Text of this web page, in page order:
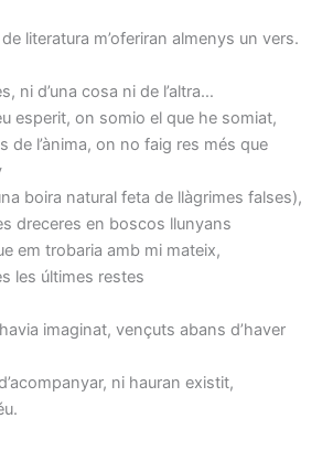
literatura m’oferiran almenys un vers.
ni d’una cosa ni de l’altra…
esperit, on somio el que he somiat,
de l’ànima, on no faig res més que
boira natural feta de llàgrimes falses),
dreceres en boscos llunyans
em trobaria amb mi mateix,
les últimes restes
imaginat, vençuts abans d’haver
ni hauran existit,